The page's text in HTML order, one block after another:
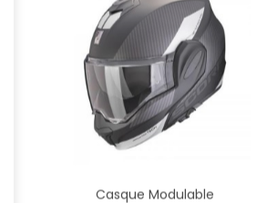
Casque Modulable